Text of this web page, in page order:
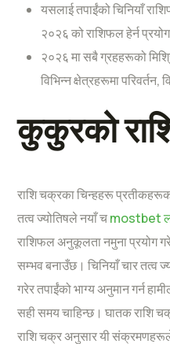
यसलाई तपाईंको चिनियाँ
२०२६ को राशिफल हेर्न
२०२६ मा सबै ग्रहहरूको
विभिन्न क्षेत्रहरूमा
कुकुरको
राशि चक्रका चिन्हहरू
तत्व ज्योतिषले नयाँ चmostbet
राशिफल अनुकूलता नमुना प्रयोग
सम्भव बनाउँछ। चिनियाँ चार तत्व
गरेर तपाईंको भाग्य अनुमान गर्न
सही समय चाहिन्छ। घातक राशि
राशि चक्र अनुसार यी संक्रमणहरूले